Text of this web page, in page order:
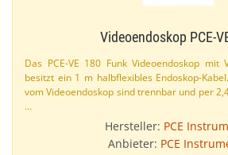
Videoendoskop PCE-​
Das PCE-​VE 180 Funk Videoendoskop mit
besitzt ein 1 m halbflexibles Endoskop-​
vom Videoendoskop sind trennbar und per
…
Hersteller: PCE
Anbieter: PCE